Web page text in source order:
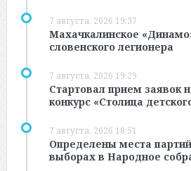
7 августа, 2026 19:37
Махачкалинское
словенского легионера
7 августа, 2026 19:29
Стартовал прием заявок
конкурс «Столица
7 августа, 2026 18:51
Определены места
выборах в Народное